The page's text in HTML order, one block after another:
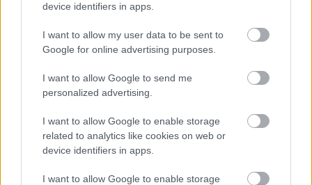
device identifiers in apps.
I want to allow my user data to be sent to
Google for online advertising purposes.
I want to allow Google to send me
personalized advertising.
I want to allow Google to enable storage
related to analytics like cookies on web or
device identifiers in apps.
I want to allow Google to enable storage
Luxembourg igazán sokszínű hely, mind kultúrában
mind nyelv tekintetében. Ebből persze negatív és
pozitív dolgok egyaránt következnek a mindennapi
magyaroknak a poszt szerzője, Vera szerint egyre
nehezebb a helyzetük.…